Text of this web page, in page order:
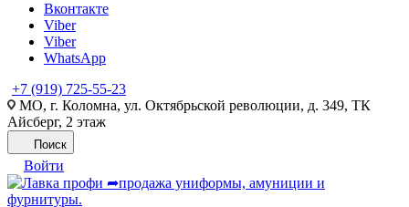
Вконтакте
Viber
Viber
WhatsApp
+7 (919) 725-55-23
МО, г. Коломна, ул. Октябрьской революции, д. 349, ТК
Айсберг, 2 этаж
Поиск
Войти